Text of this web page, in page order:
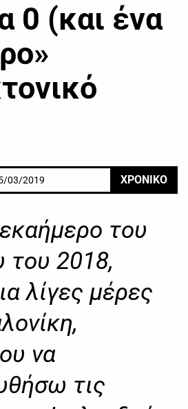
0 (και ένα
03/2019 ΧΡΟΝΙΚΟ
του
του 2018,
λίγες μέρες
να
τις